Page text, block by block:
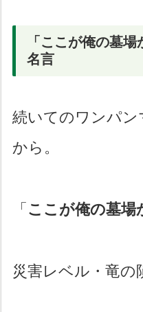
「ここが俺の墓
名言
続いてのワンパン
から。
「 ここが俺の墓場
災害レベル・竜の